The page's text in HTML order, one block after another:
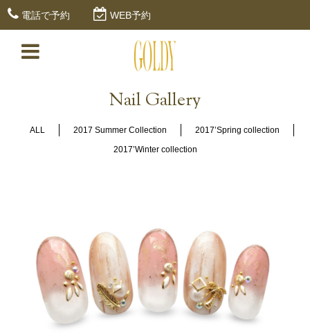
電話で予約 WEB予約
Nail Gallery
ALL 2017 Summer Collection
2017’Spring collection
2017’Winter collection